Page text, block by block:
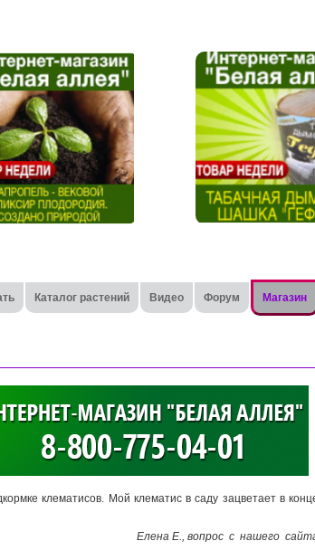
Каталог растений Видео Форум Магазин
клематисов. Мой клематис в саду зацветает в
Елена Е., вопрос с нашего